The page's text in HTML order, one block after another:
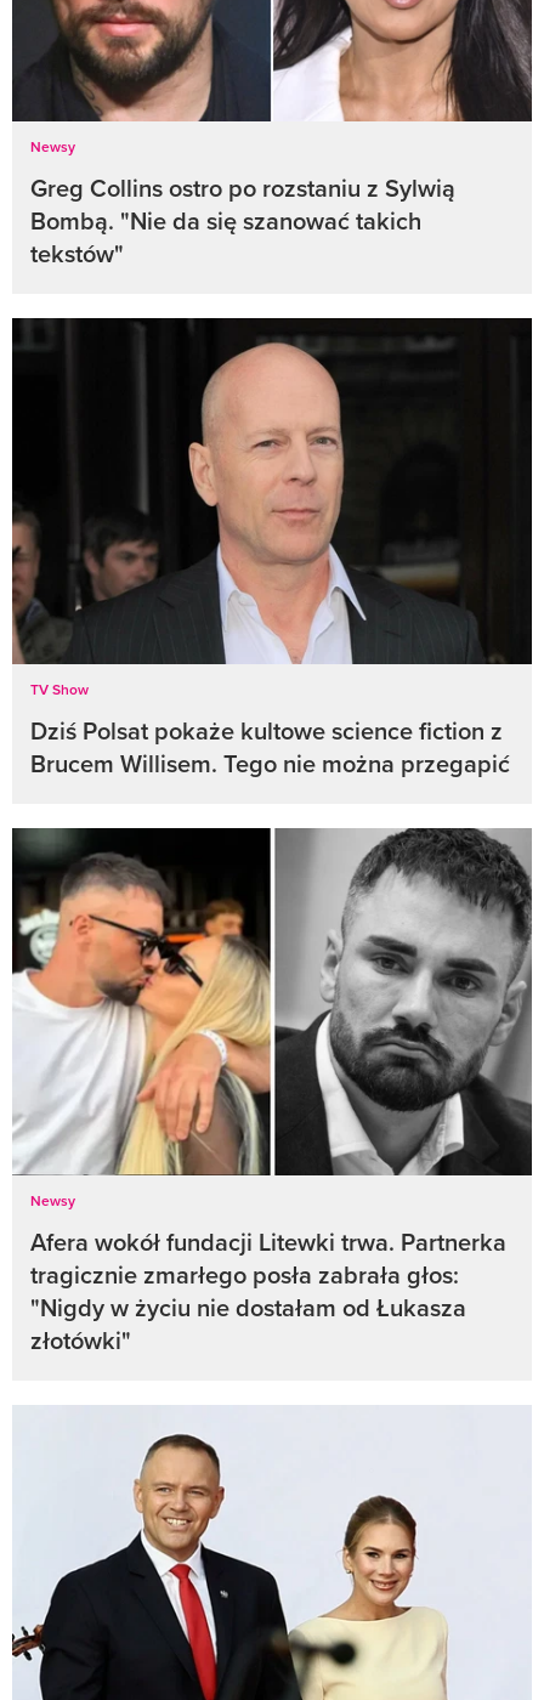
Newsy
Greg Collins ostro po rozstaniu z Sylwią
Bombą. "Nie da się szanować takich
tekstów"
TV Show
Dziś Polsat pokaże kultowe science fiction z
Brucem Willisem. Tego nie można przegapić
Newsy
Afera wokół fundacji Litewki trwa. Partnerka
tragicznie zmarłego posła zabrała głos:
"Nigdy w życiu nie dostałam od Łukasza
złotówki"